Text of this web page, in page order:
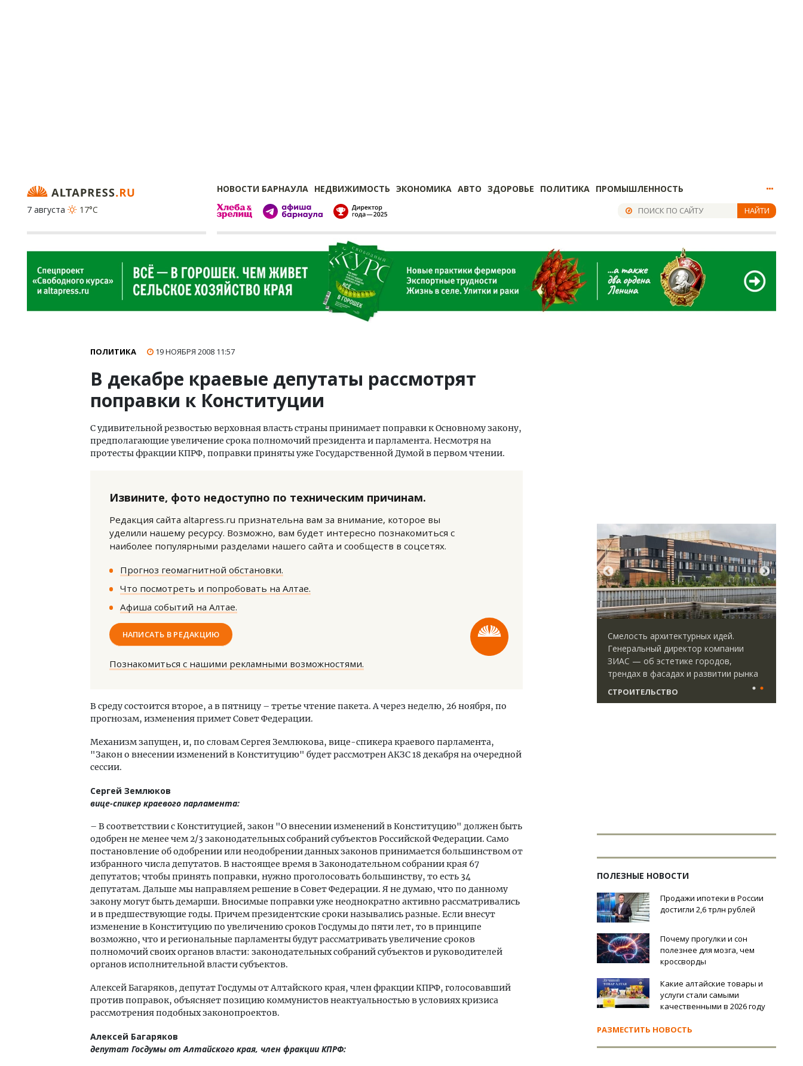
НОВОСТИ БАРНАУЛА НЕДВИЖИМОСТЬ ЭКОНОМИКА АВТО ЗДОРОВЬЕ ПОЛИТИКА ПРОМЫШЛЕННОСТЬ
7 августа
17°C НАЙТИ
ПОЛИТИКА 19 НОЯБРЯ 2008 11:57
В декабре краевые депутаты рассмотрят
поправки к Конституции
С удивительной резвостью верховная власть страны принимает поправки к Основному закону,
предполагающие увеличение срока полномочий президента и парламента. Несмотря на
протесты фракции КПРФ, поправки приняты уже Государственной Думой в первом чтении.
Извините, фото недоступно по техническим причинам.
Редакция сайта altapress.ru признательна вам за внимание, которое вы
уделили нашему ресурсу. Возможно, вам будет интересно познакомиться с
наиболее популярными разделами нашего сайта и сообществ в соцсетях.
Прогноз геомагнитной обстановки.
Что посмотреть и попробовать на Алтае.
Афиша событий на Алтае.
НАПИСАТЬ В РЕДАКЦИЮ
Познакомиться с нашими рекламными возможностями.
В среду состоится второе, а в пятницу – третье чтение пакета. А через неделю, 26 ноября, по
прогнозам, изменения примет Совет Федерации.
Механизм запущен, и, по словам Сергея Землюкова, вице-спикера краевого парламента,
"Закон о внесении изменений в Конституцию" будет рассмотрен АКЗС 18 декабря на очередной
сессии.
Сергей Землюков
вице-спикер краевого парламента:
– В соответствии с Конституцией, закон "О внесении изменений в Конституцию" должен быть
одобрен не менее чем 2/3 законодательных собраний субъектов Российской Федерации. Само
постановление об одобрении или неодобрении данных законов принимается большинством от
избранного числа депутатов. В настоящее время в Законодательном собрании края 67
депутатов; чтобы принять поправки, нужно проголосовать большинству, то есть 34
депутатам. Дальше мы направляем решение в Совет Федерации. Я не думаю, что по данному
закону могут быть демарши. Вносимые поправки уже неоднократно активно рассматривались
и в предшествующие годы. Причем президентские сроки назывались разные. Если внесут
изменение в Конституцию по увеличению сроков Госдумы до пяти лет, то в принципе
возможно, что и региональные парламенты будут рассматривать увеличение сроков
полномочий своих органов власти: законодательных собраний субъектов и руководителей
органов исполнительной власти субъектов.
Алексей Багаряков, депутат Госдумы от Алтайского края, член фракции КПРФ, голосовавший
против поправок, объясняет позицию коммунистов неактуальностью в условиях кризиса
рассмотрения подобных законопроектов.
Алексей Багаряков
депутат Госдумы от Алтайского края, член фракции КПРФ:
Смелость архитектурных идей.
Генеральный директор компании
ЗИАС — об эстетике городов,
трендах в фасадах и развитии рынка
земли. Мощение крупноформатными
плитами становится новым
стандартом благоустройства
Смелость архитектурных идей.
Генеральный директор компании
ЗИАС — об эстетике городов,
трендах в фасадах и развитии рынка
Архитектурный код
земли. Мощение
плитами становится новым
стандартом
СТРОИТЕЛЬСТВО
ПОЛЕЗНЫЕ НОВОСТИ
Продажи ипотеки в России
достигли 2,6 трлн рублей
Почему прогулки и сон
полезнее для мозга, чем
кроссворды
Какие алтайские товары и
услуги стали самыми
качественными в 2026 году
РАЗМЕСТИТЬ НОВОСТЬ